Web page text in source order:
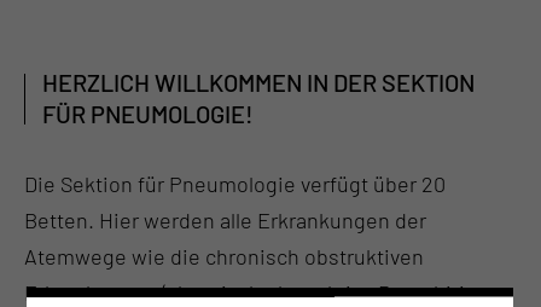
HERZLICH WILLKOMMEN IN DER SEKTION
FÜR PNEUMOLOGIE!
Die Sektion für Pneumologie verfügt über 20
Betten. Hier werden alle Erkrankungen der
Atemwege wie die chronisch obstruktiven
Erkrankungen (chronisch obstruktive Bronchitis,